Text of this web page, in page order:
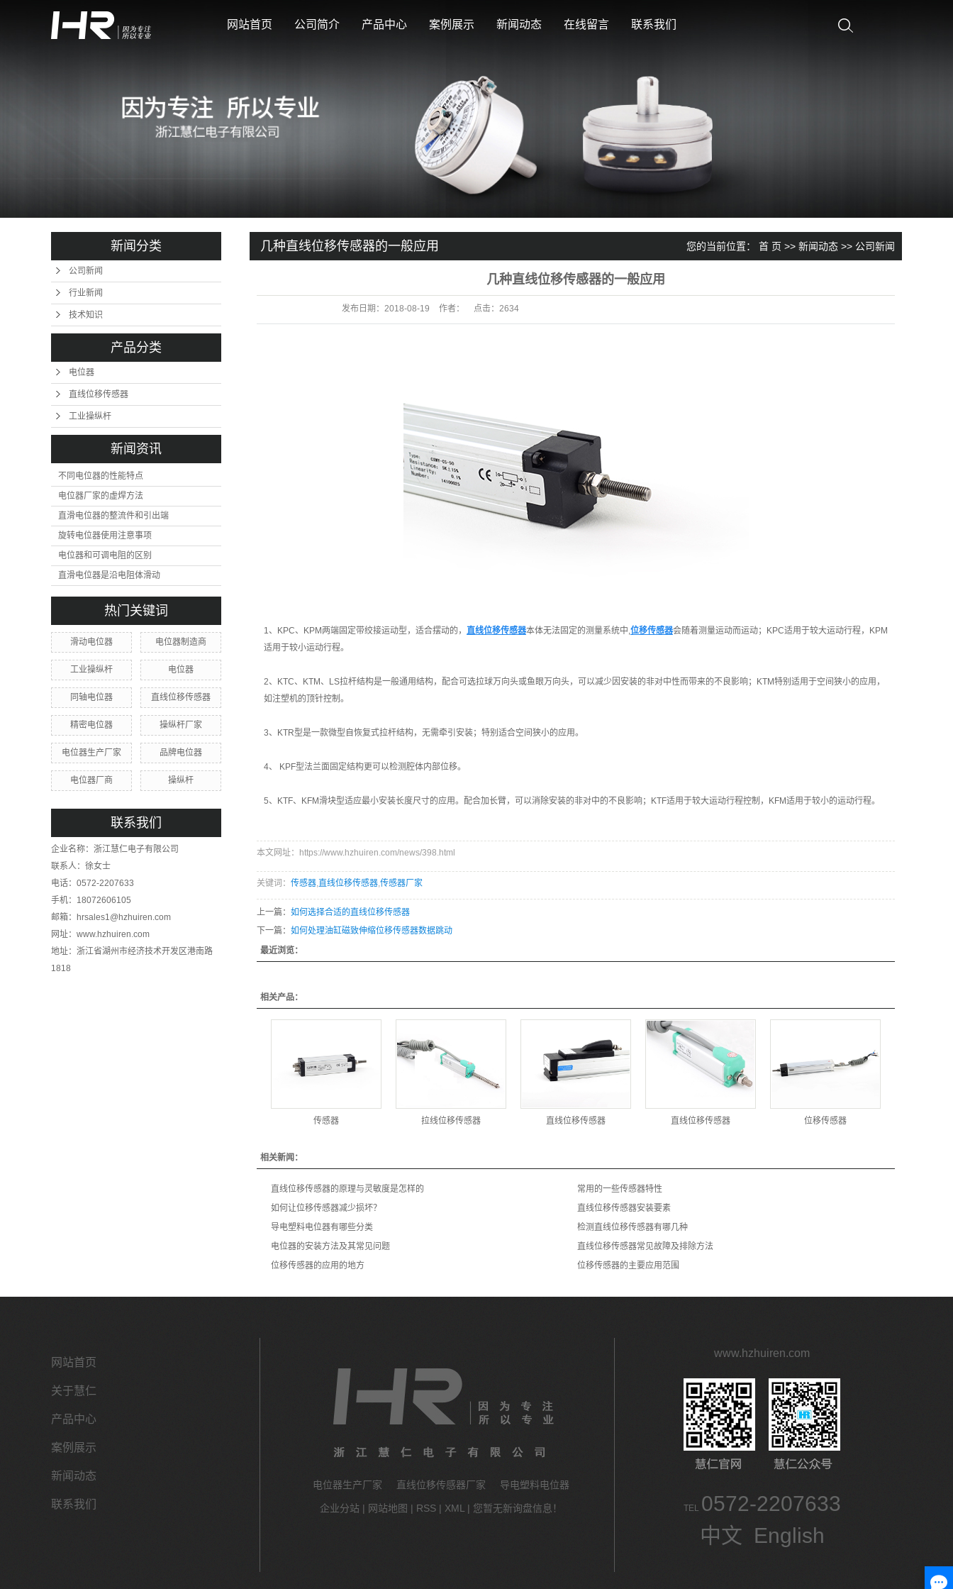
网站首页 公司简介 产品中心 案例展示
位移传感器运用
工业操纵杆运用
新闻动态
技术知识
在线留言 联系我们
新闻分类
公司新闻
行业新闻
技术知识
产品分类
电位器
直线位移传感器
工业操纵杆
新闻资讯
不同电位器的性能特点
电位器厂家的虚焊方法
直滑电位器的整流件和引出端
旋转电位器使用注意事项
电位器和可调电阻的区别
直滑电位器是沿电阻体滑动
热门关键词
滑动电位器 电位器制造商
工业操纵杆 电位器
同轴电位器 直线位移传感器
精密电位器 操纵杆厂家
电位器生产厂家 品牌电位器
电位器厂商 操纵杆
联系我们
企业名称：浙江慧仁电子有限公司
联系人：徐女士
电话：0572-2207633
手机：18072606105
邮箱：hrsales1@hzhuiren.com
网址：www.hzhuiren.com
地址：浙江省湖州市经济技术开发区港南路
1818
几种直线位移传感器的一般应用 您的当前位置： 首 页 >> 新闻动态 >> 公司新闻
几种直线位移传感器的一般应用
发布日期： 2018-08-19 作者： 点击： 2634
1、KPC、KPM两端固定带绞接运动型，适合摆动的， 直线位移传感器本体无法固定的测量系统中,位移传感器会随着测量运动而运动；KPC适用于较大运动行程，KPM
适用于较小运动行程。
2、KTC、KTM、LS拉杆结构是一般通用结构，配合可选拉球万向头或鱼眼万向头，可以减少因安装的非对中性而带来的不良影响；KTM特别适用于空间狭小的应用，
如注塑机的顶针控制。
3、KTR型是一款微型自恢复式拉杆结构，无需牵引安装；特别适合空间狭小的应用。
4、 KPF型法兰面固定结构更可以检测腔体内部位移。
5、KTF、KFM滑块型适应最小安装长度尺寸的应用。配合加长臂，可以消除安装的非对中的不良影响；KTF适用于较大运动行程控制，KFM适用于较小的运动行程。
本文网址：https://www.hzhuiren.com/news/398.html
关键词： 传感器,直线位移传感器,传感器厂家
上一篇： 如何选择合适的直线位移传感器
下一篇： 如何处理油缸磁致伸缩位移传感器数据跳动
最近浏览：
相关产品：
传感器 拉线位移传感器 直线位移传感器 直线位移传感器 位移传感器
相关新闻：
直线位移传感器的原理与灵敏度是怎样的
常用的一些传感器特性
如何让位移传感器减少损坏？
直线位移传感器安装要素
导电塑料电位器有哪些分类
检测直线位移传感器有哪几种
电位器的安装方法及其常见问题
直线位移传感器常见故障及排除方法
位移传感器的应用的地方
位移传感器的主要应用范围
网站首页
关于慧仁
产品中心
案例展示
新闻动态
联系我们
电位器生产厂家 直线位移传感器厂家 导电塑料电位器
企业分站 | 网站地图 | RSS | XML| 您暂无新询盘信息！
www.hzhuiren.com
TEL 0572-2207633
中文 English